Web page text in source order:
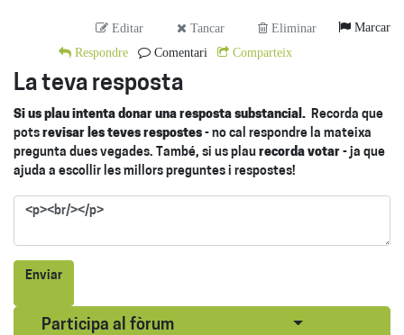
Editar Tancar Eliminar
Marcar
Respondre
Comentari Comparteix
La teva resposta
Si us plau intenta donar una resposta substancial. Recorda que
pots revisar les teves respostes - no cal respondre la mateixa
pregunta dues vegades. També, si us plau recorda votar - ja que
ajuda a escollir les millors preguntes i respostes!
Enviar
Participa al fòrum Seleccionar